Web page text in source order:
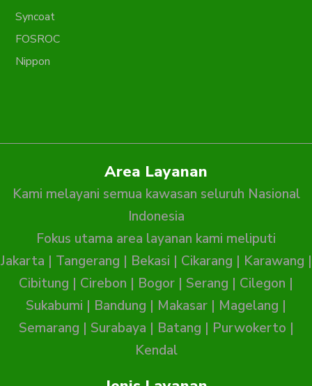
Syncoat
FOSROC
Nippon
Area Layanan
Kami melayani semua kawasan seluruh Nasional
Indonesia
Fokus utama area layanan kami meliputi
Jakarta | Tangerang | Bekasi | Cikarang | Karawang |
Cibitung | Cirebon | Bogor | Serang | Cilegon |
Sukabumi | Bandung | Makasar | Magelang |
Semarang | Surabaya | Batang | Purwokerto |
Kendal